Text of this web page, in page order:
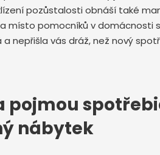
pozůstalosti obnáší také
místo pomocníků v domácnosti
nepřišla vás dráž, než nový
pojmou
nábytek